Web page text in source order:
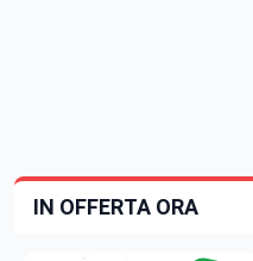
IN OFFERTA ORA